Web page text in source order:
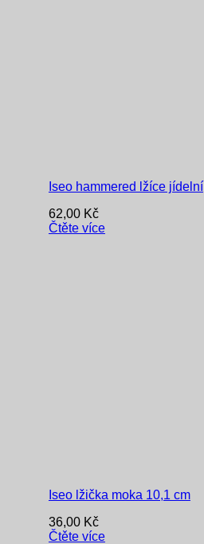
Iseo hammered lžíce jídelní
62,00 Kč
Čtěte více
Iseo lžička moka 10,1 cm
36,00 Kč
Čtěte více